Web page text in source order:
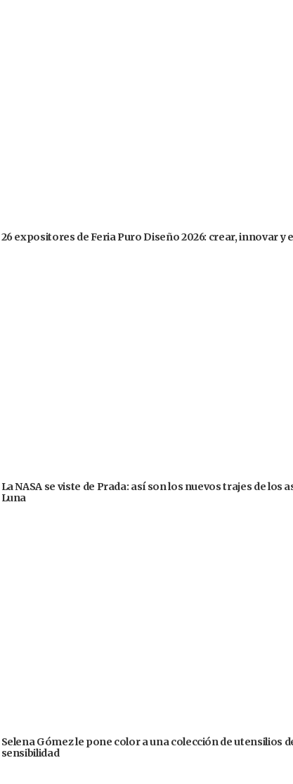
26 expositores de Feria Puro Diseño 2026: crear, innovar y
La NASA se viste de Prada: así son los nuevos trajes de los
Luna
Selena Gómez le pone color a una colección de utensilios
sensibilidad